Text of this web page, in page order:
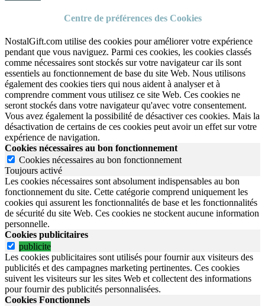
Centre de préférences des Cookies
NostalGift.com utilise des cookies pour améliorer votre expérience
pendant que vous naviguez. Parmi ces cookies, les cookies classés
comme nécessaires sont stockés sur votre navigateur car ils sont
essentiels au fonctionnement de base du site Web. Nous utilisons
également des cookies tiers qui nous aident à analyser et à
comprendre comment vous utilisez ce site Web. Ces cookies ne
seront stockés dans votre navigateur qu'avec votre consentement.
Vous avez également la possibilité de désactiver ces cookies. Mais la
désactivation de certains de ces cookies peut avoir un effet sur votre
expérience de navigation.
Cookies nécessaires au bon fonctionnement
Cookies nécessaires au bon fonctionnement
Toujours activé
Les cookies nécessaires sont absolument indispensables au bon
fonctionnement du site. Cette catégorie comprend uniquement les
cookies qui assurent les fonctionnalités de base et les fonctionnalités
de sécurité du site Web. Ces cookies ne stockent aucune information
personnelle.
Cookies publicitaires
publicite
Les cookies publicitaires sont utilisés pour fournir aux visiteurs des
publicités et des campagnes marketing pertinentes. Ces cookies
suivent les visiteurs sur les sites Web et collectent des informations
pour fournir des publicités personnalisées.
Cookies Fonctionnels